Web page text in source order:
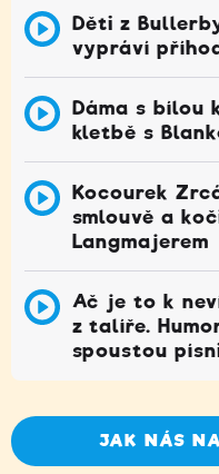
Děti z
vypráví
Dáma s bílou
kletbě s
Kocourek
smlouvě a
Langmajerem
Ač je to k
z talíře.
spoustou
JAK NÁS